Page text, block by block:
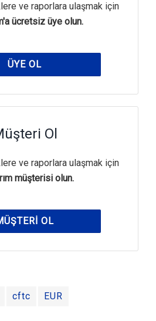
ve raporlara ulaşmak için
ücretsiz üye olun.
ÜYE OL
Ol
ve raporlara ulaşmak için
müşterisi olun.
OL
cftc EUR